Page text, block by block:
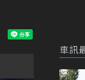
車訊